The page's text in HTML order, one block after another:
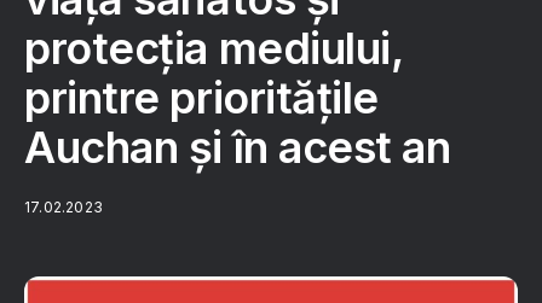
protecția mediului,
printre prioritățile
Auchan și în acest an
17.02.2023